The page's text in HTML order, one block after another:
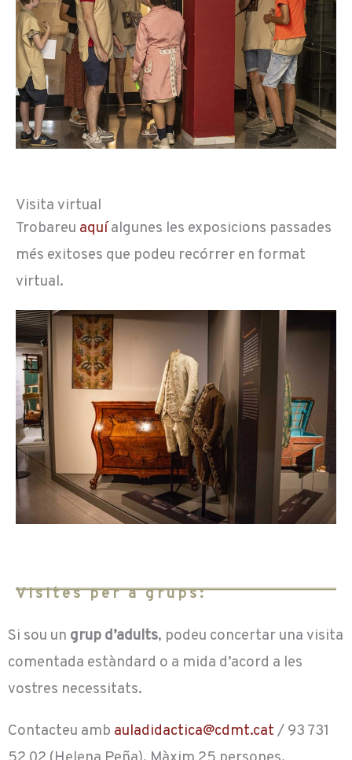
Visita virtual
Trobareu aquíalgunes les exposicions passades
més exitoses que podeu recórrer en format
virtual.
Visites per a grups:
Si sou un grup d’adults, podeu concertar una visita
comentada estàndard o a mida d’acord a les
vostres necessitats.
Contacteu amb auladidactica@cdmt.cat / 93 731